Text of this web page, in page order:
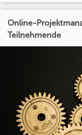
Online-
Teilnehmende